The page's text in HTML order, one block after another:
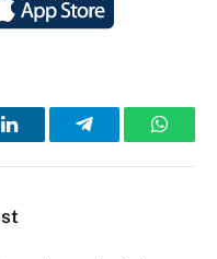
LinkedInTelegram